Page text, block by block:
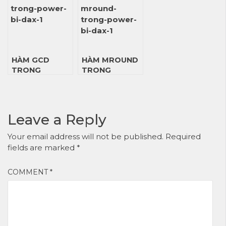
HÀM GCD
TRONG
HÀM MROUND
TRONG
Leave a Reply
Your email address will not be published. Required
fields are marked *
COMMENT*